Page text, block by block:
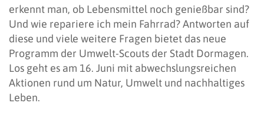
erkennt man, ob Lebensmittel noch genießbar sind?
Und wie repariere ich mein Fahrrad? Antworten auf
diese und viele weitere Fragen bietet das neue
Programm der Umwelt-Scouts der Stadt Dormagen.
Los geht es am 16. Juni mit abwechslungsreichen
Aktionen rund um Natur, Umwelt und nachhaltiges
Leben.